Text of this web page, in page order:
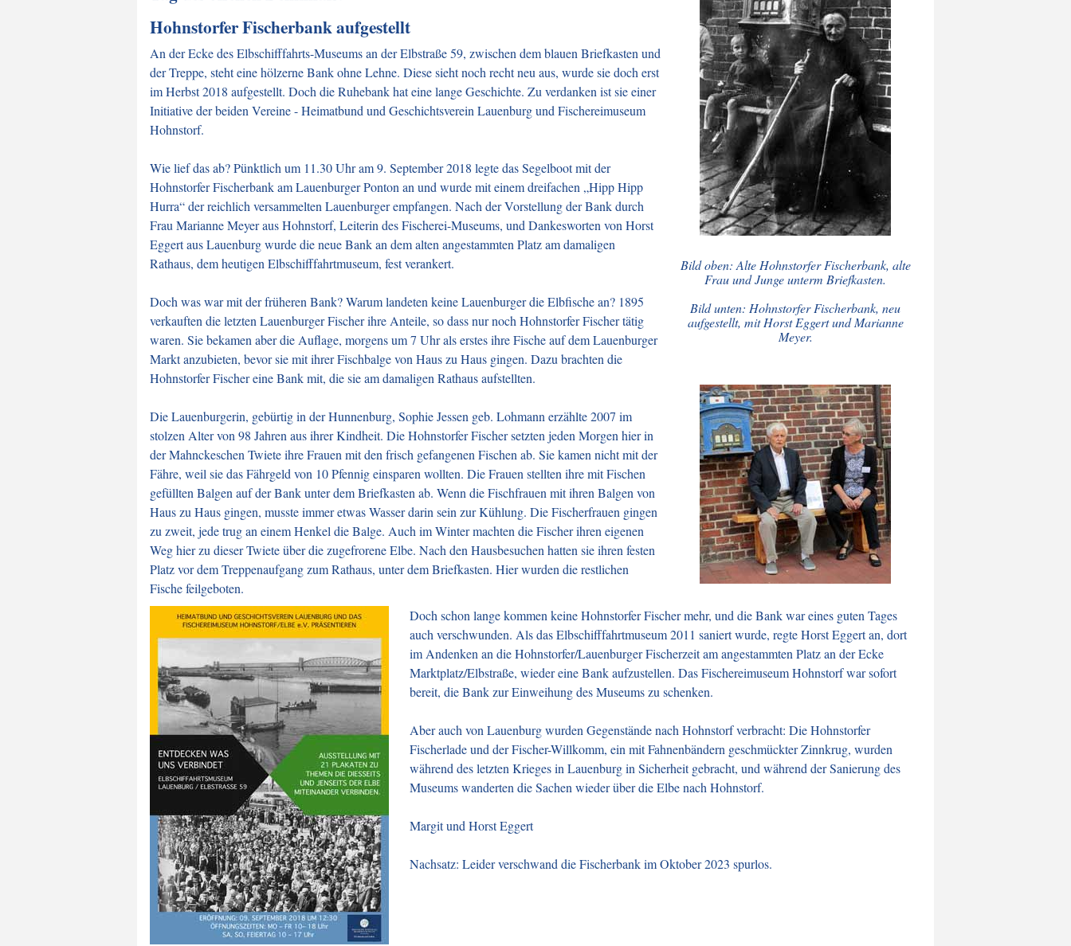
Bild oben: Alte Hohnstorfer Fischerbank, alte
Frau und Junge unterm Briefkasten.
Bild unten: Hohnstorfer Fischerbank, neu
aufgestellt, mit Horst Eggert und Marianne
Meyer.
Hohnstorfer Fischerbank aufgestellt
An der Ecke des Elbschifffahrts-Museums an der Elbstraße 59, zwischen dem blauen Briefkasten und
der Treppe, steht eine hölzerne Bank ohne Lehne. Diese sieht noch recht neu aus, wurde sie doch erst
im Herbst 2018 aufgestellt. Doch die Ruhebank hat eine lange Geschichte. Zu verdanken ist sie einer
Initiative der beiden Vereine - Heimatbund und Geschichtsverein Lauenburg und Fischereimuseum
Hohnstorf.
Wie lief das ab? Pünktlich um 11.30 Uhr am 9. September 2018 legte das Segelboot mit der
Hohnstorfer Fischerbank am Lauenburger Ponton an und wurde mit einem dreifachen „Hipp Hipp
Hurra“ der reichlich versammelten Lauenburger empfangen. Nach der Vorstellung der Bank durch
Frau Marianne Meyer aus Hohnstorf, Leiterin des Fischerei-Museums, und Dankesworten von Horst
Eggert aus Lauenburg wurde die neue Bank an dem alten angestammten Platz am damaligen
Rathaus, dem heutigen Elbschifffahrtmuseum, fest verankert.
Doch was war mit der früheren Bank? Warum landeten keine Lauenburger die Elbfische an? 1895
verkauften die letzten Lauenburger Fischer ihre Anteile, so dass nur noch Hohnstorfer Fischer tätig
waren. Sie bekamen aber die Auflage, morgens um 7 Uhr als erstes ihre Fische auf dem Lauenburger
Markt anzubieten, bevor sie mit ihrer Fischbalge von Haus zu Haus gingen. Dazu brachten die
Hohnstorfer Fischer eine Bank mit, die sie am damaligen Rathaus aufstellten.
Die Lauenburgerin, gebürtig in der Hunnenburg, Sophie Jessen geb. Lohmann erzählte 2007 im
stolzen Alter von 98 Jahren aus ihrer Kindheit. Die Hohnstorfer Fischer setzten jeden Morgen hier in
der Mahnckeschen Twiete ihre Frauen mit den frisch gefangenen Fischen ab. Sie kamen nicht mit der
Fähre, weil sie das Fährgeld von 10 Pfennig einsparen wollten. Die Frauen stellten ihre mit Fischen
gefüllten Balgen auf der Bank unter dem Briefkasten ab. Wenn die Fischfrauen mit ihren Balgen von
Haus zu Haus gingen, musste immer etwas Wasser darin sein zur Kühlung. Die Fischerfrauen gingen
zu zweit, jede trug an einem Henkel die Balge. Auch im Winter machten die Fischer ihren eigenen
Weg hier zu dieser Twiete über die zugefrorene Elbe. Nach den Hausbesuchen hatten sie ihren festen
Platz vor dem Treppenaufgang zum Rathaus, unter dem Briefkasten. Hier wurden die restlichen
Fische feilgeboten.
Doch schon lange kommen keine Hohnstorfer Fischer mehr, und die Bank war eines guten Tages
auch verschwunden. Als das Elbschifffahrtmuseum 2011 saniert wurde, regte Horst Eggert an, dort
im Andenken an die Hohnstorfer/Lauenburger Fischerzeit am angestammten Platz an der Ecke
Marktplatz/Elbstraße, wieder eine Bank aufzustellen. Das Fischereimuseum Hohnstorf war sofort
bereit, die Bank zur Einweihung des Museums zu schenken.
Aber auch von Lauenburg wurden Gegenstände nach Hohnstorf verbracht: Die Hohnstorfer
Fischerlade und der Fischer-Willkomm, ein mit Fahnenbändern geschmückter Zinnkrug, wurden
während des letzten Krieges in Lauenburg in Sicherheit gebracht, und während der Sanierung des
Museums wanderten die Sachen wieder über die Elbe nach Hohnstorf.
Margit und Horst Eggert
Nachsatz: Leider verschwand die Fischerbank im Oktober 2023 spurlos.